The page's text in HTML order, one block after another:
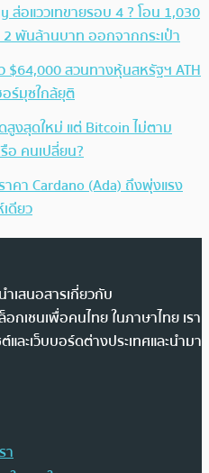
ส่อแววเทขายรอบ 4 ? โอน 1,030
2 พันล้านบาท ออกจากกระเป๋า
$64,000 สวนทางหุ้นสหรัฐฯ ATH
ร์มุซใกล้ยุติ
สูงสุดใหม่ แต่ Bitcoin ไม่ตาม
อ คนเปลี่ยน?
าคา Cardano (Ada) ถึงพุ่งแรง
ดียว
เสนอสารเกี่ยวกับ
กเชนเพื่อคนไทย ในภาษาไทย เรา
ละเว็บบอร์ดต่างประเทศและนำมา
า